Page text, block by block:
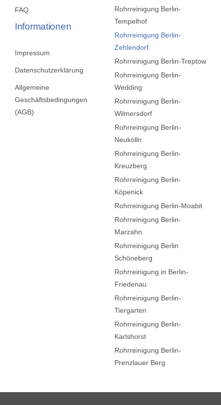
FAQ
Informationen
Impressum
Datenschutzerklärung
Allgemeine
Geschäftsbedingungen
(AGB)
Rohrreinigung Berlin-
Tempelhof
Rohrreinigung Berlin-
Zehlendorf
Rohrreinigung Berlin-Treptow
Rohrreinigung Berlin-
Wedding
Rohrreinigung Berlin-
Wilmersdorf
Rohrreinigung Berlin-
Neukölln
Rohrreinigung Berlin-
Kreuzberg
Rohrreinigung Berlin-
Köpenick
Rohrreinigung Berlin-Moabit
Rohrreinigung Berlin-
Marzahn
Rohrreinigung Berlin
Schöneberg
Rohrreinigung in Berlin-
Friedenau
Rohrreinigung Berlin-
Tiergarten
Rohrreinigung Berlin-
Karlshorst
Rohrreinigung Berlin-
Prenzlauer Berg